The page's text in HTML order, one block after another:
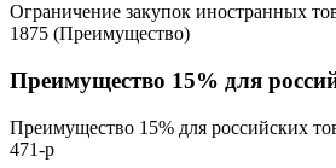
Ограничение закупок иностранных
1875 (Преимущество)
Преимущество 15% для
Преимущество 15% для российских
471-р